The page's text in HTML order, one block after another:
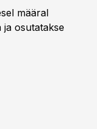
määral
ja osutatakse